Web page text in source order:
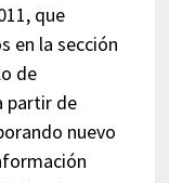
que
en la sección
de
partir de
nuevo